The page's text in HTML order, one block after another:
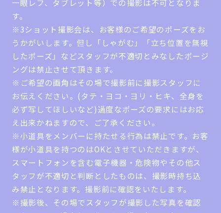
一眼レフ、タブレット等）での撮影は不可となりま
す。
※3ショット撮影会は、お客様のご希望のポーズをお
うかがいします。但し「しゃがむ」「立ち位置を無視
したポーズ」などスタッフが不適切とみなしたポージ
ングは禁止させて頂きます。
※ご希望の画角はその場で撮影前に撮影スタッフに
お伝えください。(タテ・ヨコ・ヨリ・ヒキ、全身を
必ず写してほしいなど)過度なポーズの要求にはお応
え出来かねますので、ご了承ください。
※小道具をメンバーに持たせる行為は禁止です。お客
様が小道具を持つのはOKとさせていただきますが、
スマートフォンを含む電子機器・危険物やその他ス
タッフが不適切と判断としたものは、撮影時持ち込
み禁止となります。撮影前に確認をいたします。
※撮影後、その場でスタッフが撮影した写真を確認